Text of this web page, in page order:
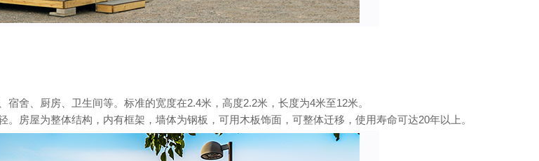
舍、厨房、卫生间等。标准的宽度在2.4米，高度2.2米，长度为4米至12米。
房屋为整体结构，内有框架，墙体为钢板，可用木板饰面，可整体迁移，使用寿命可达20年以上。